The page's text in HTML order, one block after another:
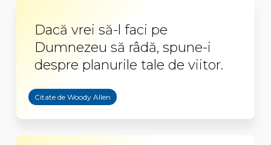
Dacă vrei să-l faci pe
Dumnezeu să râdă, spune-i
despre planurile tale de viitor.
Citate de Woody Allen